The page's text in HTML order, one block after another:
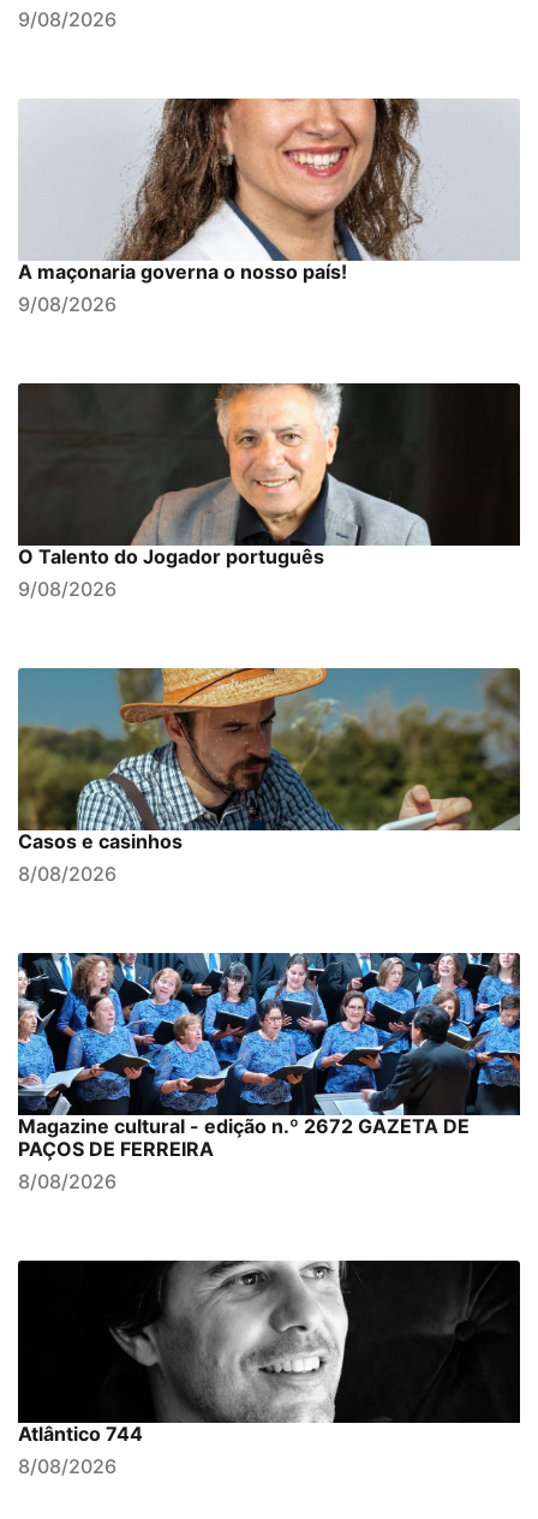
9/08/2026
A maçonaria governa o nosso país!
9/08/2026
O Talento do Jogador português
9/08/2026
Casos e casinhos
8/08/2026
Magazine cultural - edição n.º 2672 GAZETA DE
PAÇOS DE FERREIRA
8/08/2026
Atlântico 744
8/08/2026